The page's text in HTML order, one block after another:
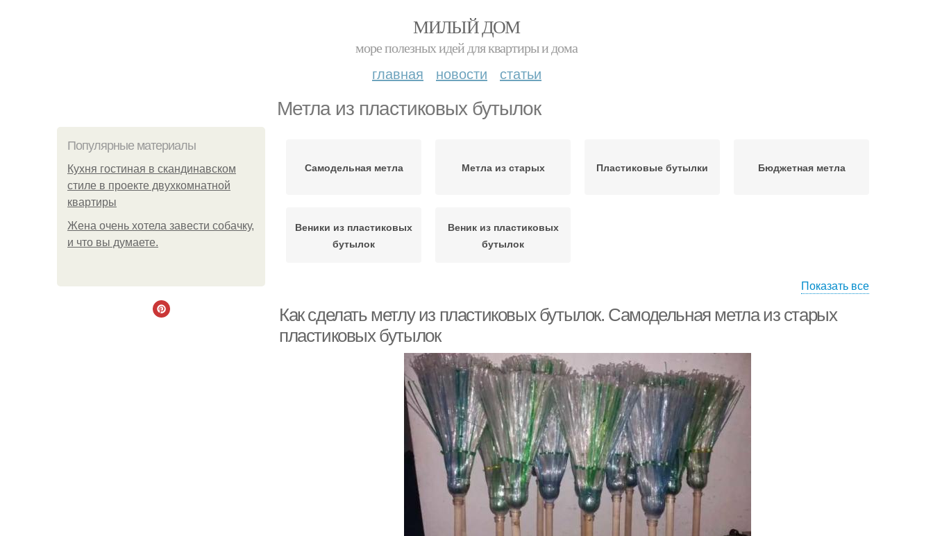
МИЛЫЙ ДОМ
море полезных идей для квартиры и дома
главная новости статьи
Метла из пластиковых бутылок
Популярные материалы
Кухня гостиная в скандинавском
стиле в проекте двухкомнатной
квартиры
Жена очень хотела завести собачку,
и что вы думаете.
Самодельная метла Метла из старых Пластиковые бутылки Бюджетная метла
Веники из пластиковых
бутылок
Веник из пластиковых
бутылок
Показать все
Как сделать метлу из пластиковых бутылок. Самодельная метла из старых
пластиковых бутылок